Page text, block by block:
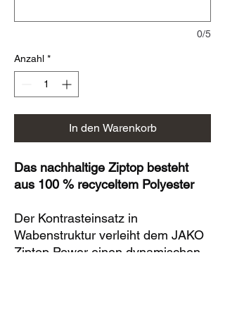
0/5
Anzahl *
In den Warenkorb
Das nachhaltige Ziptop besteht
aus 100 % recyceltem Polyester
Der Kontrasteinsatz in
Wabenstruktur verleiht dem JAKO
Ziptop Power einen dynamischen